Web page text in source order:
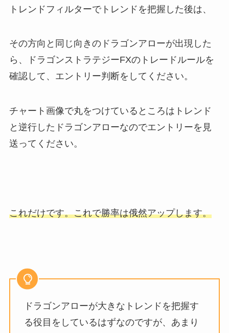
トレンドフィルターでトレンドを把握した後は、
その方向と同じ向きのドラゴンアローが出現した
ら、ドラゴンストラテジーFXのトレードルールを
確認して、エントリー判断をしてください。
チャート画像で丸をつけているところはトレンド
と逆行したドラゴンアローなのでエントリーを見
送ってください。
これだけです。これで勝率は俄然アップします。
ドラゴンアローが大きなトレンドを把握す
る役目をしているはずなのですが、あまり